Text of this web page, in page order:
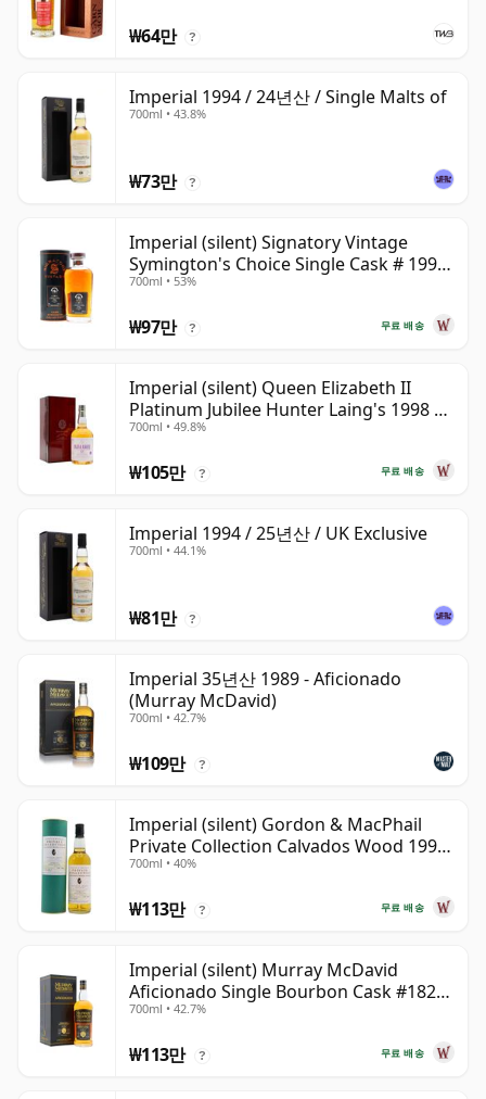
₩64만 ?
Imperial 1994 / 24년산 / Single Malts of
700ml • 43.8%
₩73만 ?
Imperial (silent) Signatory Vintage
Symington's Choice Single Cask # 1995
30년산
700ml • 53%
무료 배송
₩97만 ?
Imperial (silent) Queen Elizabeth II
Platinum Jubilee Hunter Laing's 1998 23
년산
700ml • 49.8%
무료 배송
₩105만 ?
Imperial 1994 / 25년산 / UK Exclusive
700ml • 44.1%
₩81만 ?
Imperial 35년산 1989 - Aficionado
(Murray McDavid)
700ml • 42.7%
₩109만 ?
Imperial (silent) Gordon & MacPhail
Private Collection Calvados Wood 1990
9년산
700ml • 40%
무료 배송
₩113만 ?
Imperial (silent) Murray McDavid
Aficionado Single Bourbon Cask #182
1989 35년산
700ml • 42.7%
무료 배송
₩113만 ?